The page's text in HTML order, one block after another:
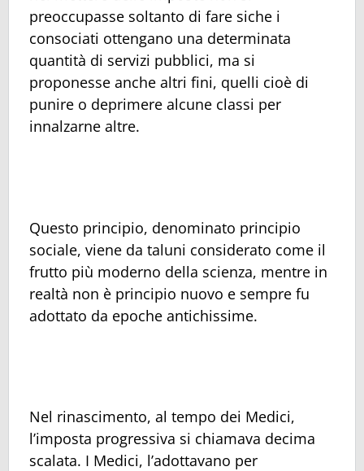
preoccupasse soltanto di fare siche i
consociati ottengano una determinata
quantità di servizi pubblici, ma si
proponesse anche altri fini, quelli cioè di
punire o deprimere alcune classi per
innalzarne altre.
Questo principio, denominato principio
sociale, viene da taluni considerato come il
frutto più moderno della scienza, mentre in
realtà non è principio nuovo e sempre fu
adottato da epoche antichissime.
Nel rinascimento, al tempo dei Medici,
l’imposta progressiva si chiamava decima
scalata. I Medici, l’adottavano per